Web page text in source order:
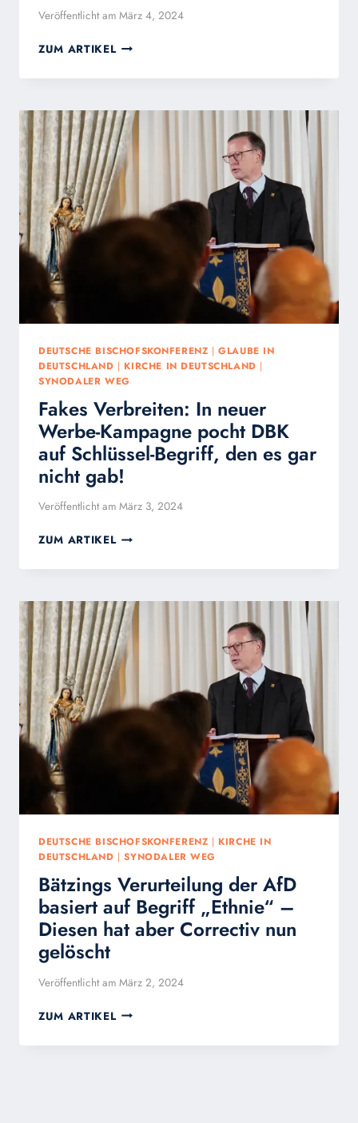
Veröffentlicht am März 4, 2024
ZUM ARTIKEL BISCHÖFE
GLÄUBIGE
VERWIRRTER
UND
DESORIENTIERTER
ZURÜCK:
VÖLLIGER
AN
DEUTSCHE BISCHOFSKONFERENZ |GLAUBE IN
DEUTSCHLAND | KIRCHE IN DEUTSCHLAND |
SYNODALER WEG
Fakes Verbreiten: In neuer
Werbe-Kampagne pocht DBK
auf Schlüssel-Begriff, den es gar
nicht gab!
Veröffentlicht am März 3, 2024
ZUM ARTIKEL FAKES
IN
WERBE-
KAMPAGNE
POCHT
DBK
AUF
SCHLÜSSEL-
BEGRIFF,
DEUTSCHE BISCHOFSKONFERENZ | KIRCHE IN
DEUTSCHLAND |SYNODALER WEG
Bätzings Verurteilung der AfD
basiert auf Begriff „Ethnie“ –
Diesen hat aber Correctiv nun
gelöscht
Veröffentlicht am März 2, 2024
ZUM ARTIKEL BÄTZINGS
DER